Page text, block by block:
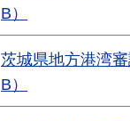
B）
茨城県地方港湾
B）